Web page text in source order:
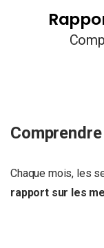
Chaque mois, les
rapport sur les